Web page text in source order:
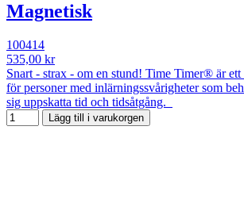
Magnetisk
100414
535,00 kr
Snart - strax - om en stund! Time Timer® är
för personer med inlärningssvårigheter som
sig uppskatta tid och tidsåtgång.
Lägg till i varukorgen